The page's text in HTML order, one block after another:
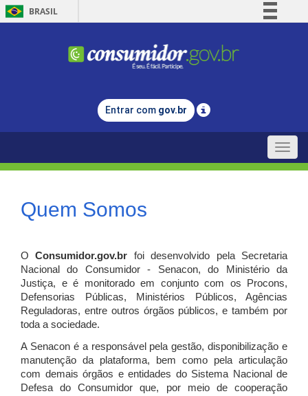
BRASIL
Comunica BR
Legislação
Entrar com gov.br
Toggle
Quem Somos
OConsumidor.gov.br
foi desenvolvido pela Secretaria
Nacional do Consumidor - Senacon, do Ministério da
Justiça, e é monitorado em conjunto com os Procons,
Defensorias Públicas, Ministérios Públicos, Agências
Reguladoras, entre outros órgãos públicos, e também por
toda a sociedade.
A Senacon é a responsável pela gestão, disponibilização e
manutenção da plataforma, bem como pela articulação
com demais órgãos e entidades do Sistema Nacional de
Defesa do Consumidor que, por meio de cooperação